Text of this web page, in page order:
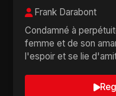
Frank Darabont
Condamné à
femme et de son
l'espoir et se lie